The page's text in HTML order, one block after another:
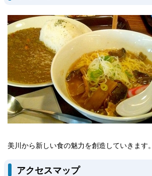
美川から新しい食の魅力を創造していきます。
アクセスマップ